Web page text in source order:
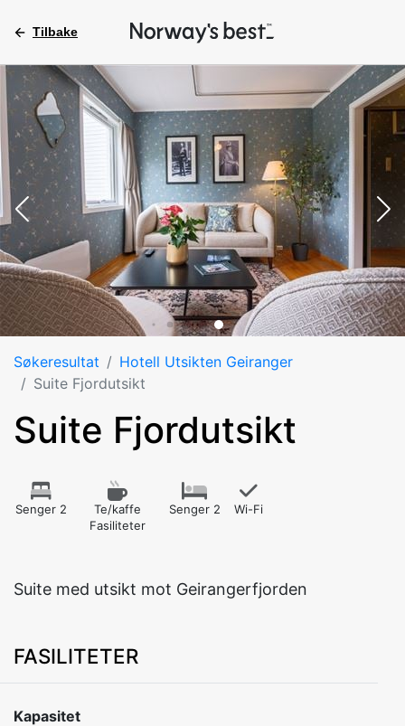
Tilbake
Søkeresultat
Hotell Utsikten Geiranger
Suite Fjordutsikt
Suite Fjordutsikt
Senger 2
Te/kaffe
Fasiliteter
Senger 2 Wi-Fi
Suite med utsikt mot Geirangerfjorden
FASILITETER
Kapasitet